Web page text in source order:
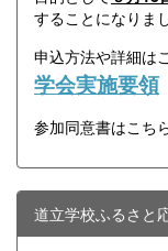
することになりまし
申込方法や詳細
学会実施要領
参加同意書はこ
道立学校ふるさと